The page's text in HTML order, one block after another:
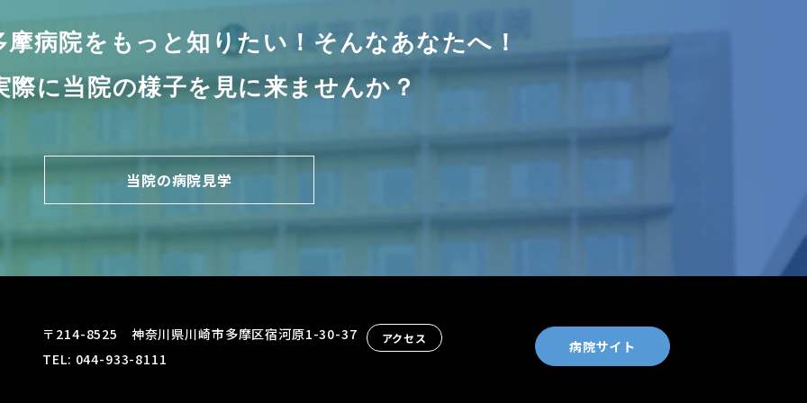
摩病院をもっと知りたい！そんなあなたへ！
際に当院の様子を 見に来ませんか？
当院の病院見学
〒214-8525 神奈川県川崎市多摩区宿河原1-30-37
TEL: 044-933-8111
アクセス 病院サイト